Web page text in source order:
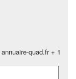
quad.fr + 1